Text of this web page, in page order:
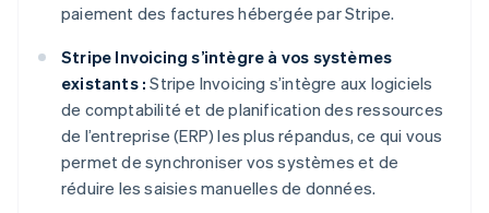
paiement des factures hébergée par Stripe.
Stripe Invoicing s’intègre à vos systèmes
existants : Stripe Invoicing s’intègre aux logiciels
de comptabilité et de planification des ressources
de l’entreprise (ERP) les plus répandus, ce qui vous
permet de synchroniser vos systèmes et de
réduire les saisies manuelles de données.